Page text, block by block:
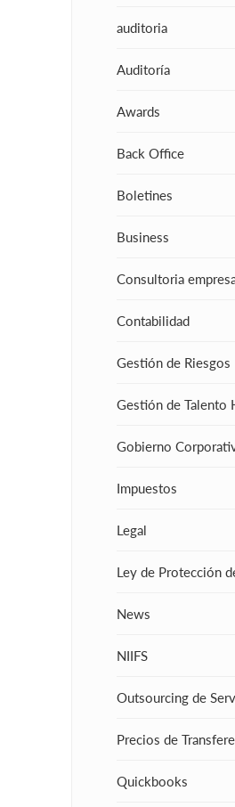
auditoria
Auditoría
Awards
Back Office
Boletines
Business
Consultoria
Contabilidad
Gestión de Riesgos
Gestión de Talento
Gobierno
Impuestos
Legal
Ley de Protección
News
NIIFS
Outsourcing de
Precios de
Quickbooks